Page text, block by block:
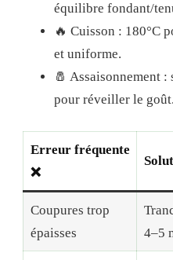
équilibre fondant/
🔥 Cuisson : 180°C
et uniforme.
🧂 Assaisonnement
pour réveiller le goût.
Erreur fréquente
❌
Coupures trop
épaisses
4–5